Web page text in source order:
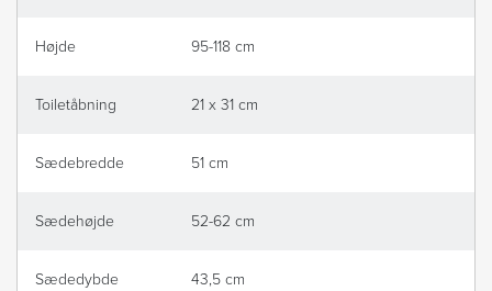
Højde 95-118 cm
Toiletåbning 21 x 31 cm
Sædebredde 51 cm
Sædehøjde 52-62 cm
Sædedybde 43,5 cm